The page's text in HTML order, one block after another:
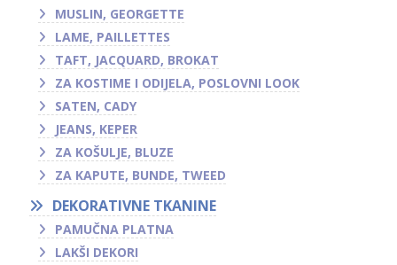
MUSLIN, GEORGETTE
LAME, PAILLETTES
TAFT, JACQUARD, BROKAT
ZA KOSTIME I ODIJELA, POSLOVNI LOOK
SATEN, CADY
JEANS, KEPER
ZA KOŠULJE, BLUZE
ZA KAPUTE, BUNDE, TWEED
DEKORATIVNE TKANINE
PAMUČNA PLATNA
LAKŠI DEKORI